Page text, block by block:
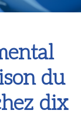
du
dix